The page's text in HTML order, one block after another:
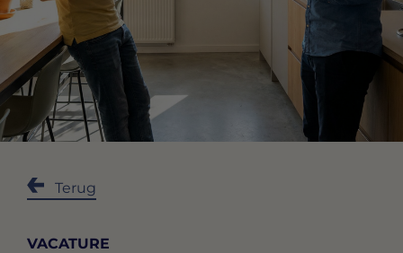
Terug
VACATURE